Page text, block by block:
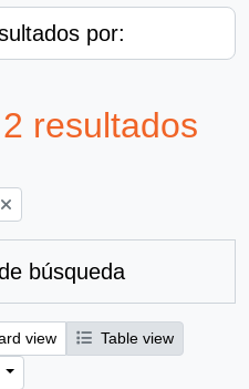
por:
resultados
filter:
búsqueda
view
Table view